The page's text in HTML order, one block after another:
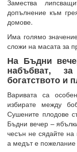
Замества
допълнение към
домове.
Има голямо
сложи на масата за
На Бъдни
набъбват,
богатството и
Варивата са
избирате между
Сушените плодове
Бъдни вечер –
чесън не сядайте на
а медът е пожелание